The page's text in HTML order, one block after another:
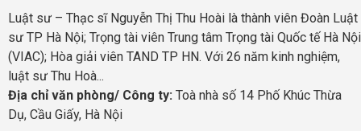
Luật sư – Thạc sĩ Nguyễn Thị Thu Hoài là thành viên Đoàn Luật
sư TP Hà Nội; Trọng tài viên Trung tâm Trọng tài Quốc tế Hà Nội
(VIAC); Hòa giải viên TAND TP HN. Với 26 năm kinh nghiệm,
luật sư Thu Hoà...
Địa chỉ văn phòng/ Công ty: Toà nhà số 14 Phố Khúc Thừa
Dụ, Cầu Giấy, Hà Nội